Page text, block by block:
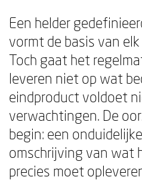
Een helder
vormt de basis van
Toch gaat het
leveren niet op wat
eindproduct voldoet
verwachtingen. De
begin: een
omschrijving van wat
precies moet